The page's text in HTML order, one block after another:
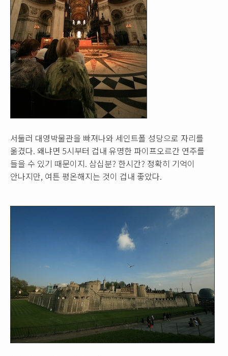
서둘러 대영박물관을 빠져나와 세인트폴 성당으로 자리를
옮겼다. 왜냐면 5시부터 겁내 유명한 파이프오르간 연주를
들을 수 있기 때문이지. 삼십분? 한시간? 정확히 기억이
안나지만, 여튼 평온해지는 것이 겁내 좋았다.